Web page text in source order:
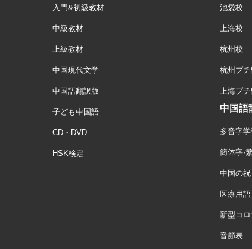
入門&初級教材
中級教材
上級教材
中国現代文学
中国語翻訳版
子ども中国語
CD・DVD
HSK検定
池袋校
上海校
杭州校
杭州プ
上海プ
中国語
多音字
簡体字·
中国の
医療用語
新型コ
音節表